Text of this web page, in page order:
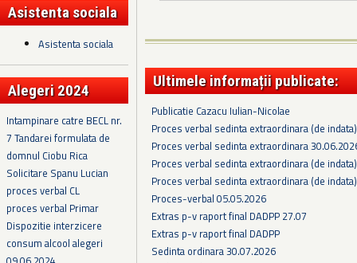
Asistenta sociala
Asistenta sociala
Alegeri 2024
Intampinare catre BECL nr.
7 Tandarei formulata de
domnul Ciobu Rica
Solicitare Spanu Lucian
proces verbal CL
proces verbal Primar
Dispozitie interzicere
consum alcool alegeri
Ultimele informații publicate:
Publicatie Cazacu Iulian-Nicolae
Proces verbal sedinta extraordinara (de
Proces verbal sedinta extraordinara
Proces verbal sedinta extraordinara (de
Proces verbal sedinta extraordinara (de
Proces-verbal 05.05.2026
Extras p-v raport final DADPP 27.07
Extras p-v raport final DADPP
Sedinta ordinara 30.07.2026